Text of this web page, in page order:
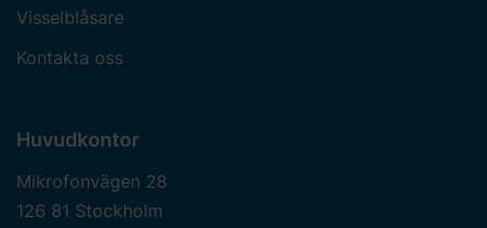
Visselblåsare
Kontakta oss
Huvudkontor
Mikrofonvägen 28
126 81 Stockholm